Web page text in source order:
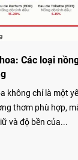
Các loại
không chỉ là một
thơm phù hợp,
và độ bền của...